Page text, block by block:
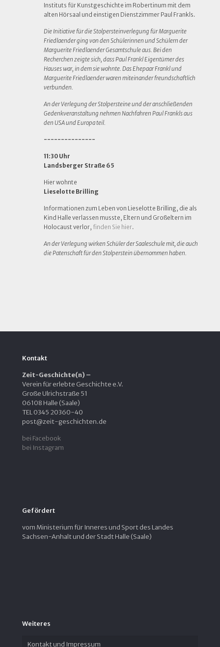
Instituts für Kunstgeschichte im Robertinum mit dem
alten Hörsaal und einstigen Dienstzimmer Paul Frankls.
Die Initiative für die Stolpersteinverlegung für Marguerite
Friedlaender ging von den Schülerinnen und Schülern der
Marguerite Friedlaender Gesamtschule aus. Bei den
Recherchen zeigte sich, dass Paul Frankl Eigentümer des
Hauses war, in dem sie wohnte. Das Ehepaar Frankl und
Marguerite Friedlaender waren miteinander freundschaftlich
verbunden.
An der Verlegung der Stolpersteine und der anschließenden
Gedenkveranstaltung nehmen Nachfahren Paul Frankls aus
den USA und Europa teil.
---------------
11:30 Uhr
Landsberger Straße 65
Hier wohnte
Lieselotte Brilling
Informationen zum Leben von Lieselotte Brilling, die als
Kind Halle verlassen musste, Eltern und Großeltern im
Holocaust verlor, finden Sie hier.
An der Verlegung wirken Schüler der Saaleschule mit, die auch
die Patenschaft für den Stolperstein übernommen haben.
Kontakt
Zeit-Geschichte(n) –
Verein für erlebte Geschichte e.V.
Große Ulrichstraße 51
06108 Halle (Saale)
TEL 0345 20360-40
post@zeit-geschichten.de
bei Facebook
bei Instagram
Gefördert
vom Ministerium für Inneres und Sport des Landes
Sachsen-Anhalt und der Stadt Halle (Saale)
Weiteres
Kontakt und Impressum